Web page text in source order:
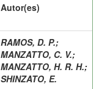
Autor(es)
RAMOS, D. P.;
MANZATTO, C. V.;
MANZATTO, H. R. H.;
SHINZATO, E.